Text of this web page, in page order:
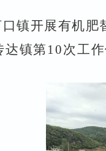
口镇开展有机肥
镇第 10次工